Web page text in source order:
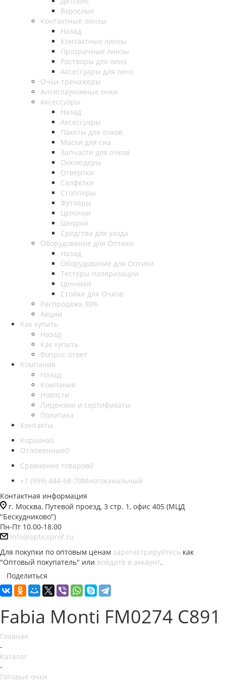
Взрослые
Контактные линзы
Назад
Контактные линзы
Прозрачные линзы
Растворы для линз
Аксессуары для линз
Очки-тренажеры
Антиглаукомные очки
Аксессуары
Назад
Аксессуары
Пакеты для очков
Маски для сна
Запчасти для очков
Окклюдеры
Отвёртки
Салфетки
Стопперы
Футляры
Цепочки
Шнурки
Средства для ухода
Оборудование для Оптики
Назад
Оборудование для Оптики
Тестеры поляризации
Ценники
Стойки для Очков
Распродажа 30%
Акции
Как купить
Назад
Как купить
Вопрос-ответ
Компания
Назад
Компания
Новости
Лицензии и сертификаты
Политика
Контакты
Корзина0
Отложенные0
Сравнение товаров0
+7 (999) 444-68-70Многоканальный
Контактная информация
г. Москва, Путевой проезд, 3 стр. 1, офис 405 (МЦД
"Бескудниково")
Пн-Пт 10.00-18.00
info@opticsprof.ru
Для покупки по оптовым ценам зарегистрируйтесь как
"Оптовый покупатель" или войдите в аккаунт.
Поделиться
Fabia Monti FM0274 C891
Главная
-
Каталог
-
Готовые очки